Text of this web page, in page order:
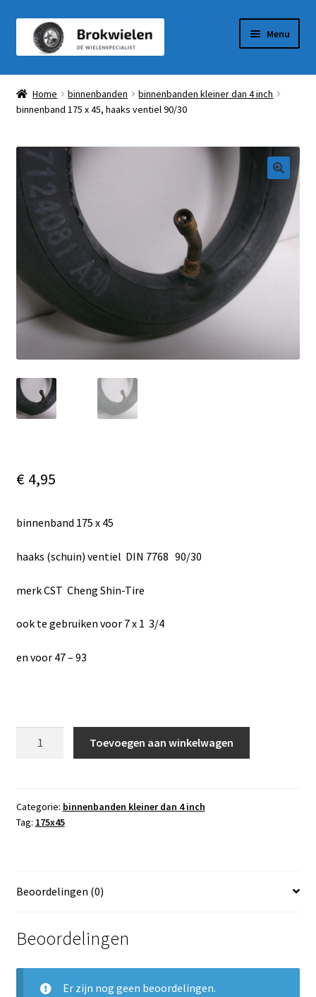
door
navigatie
naar
inhoud
Menu
Winkel
Winkelmandje
Afrekenen
Mijn Account
Home binnenbanden
binnenbanden kleiner dan 4 inch
binnenband 175 x 45, haaks ventiel 90/30
€4,95
binnenband 175 x 45
haaks (schuin) ventiel DIN 7768 90/30
merk CST Cheng Shin-Tire
ook te gebruiken voor 7 x 1 3/4
en voor 47 – 93
haaks
ventiel
Toevoegen aan winkelwagen
Categorie: binnenbanden kleiner dan 4 inch
Tag: 175x45
Beoordelingen (0)
Beoordelingen
Er zijn nog geen beoordelingen.